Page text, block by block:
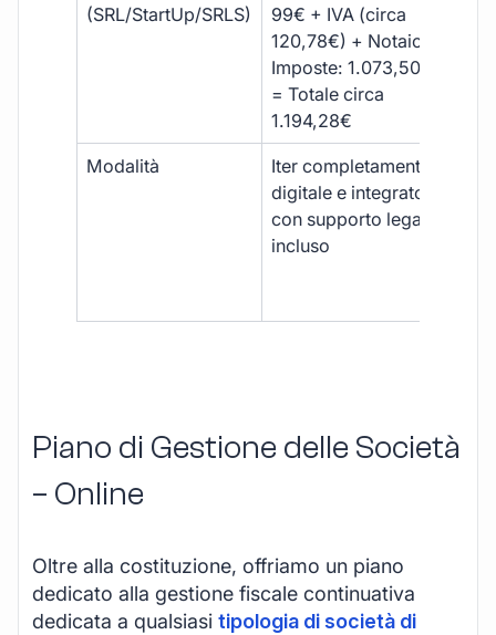
(SRL/StartUp/SRLS)
99€ + IVA (circa
120,78€) + Notaio e
Imposte: 1.073,50€
= Totale circa
1.194,28€
Modalità
Iter completamente
digitale e integrato,
con supporto legale
incluso
Piano di Gestione delle Società
– Online
Oltre alla costituzione, offriamo un piano
dedicato alla gestione fiscale continuativa
dedicata a qualsiasi tipologia di società di